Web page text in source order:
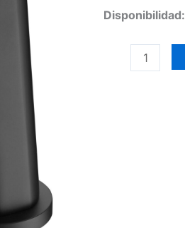
Disponibilidad: